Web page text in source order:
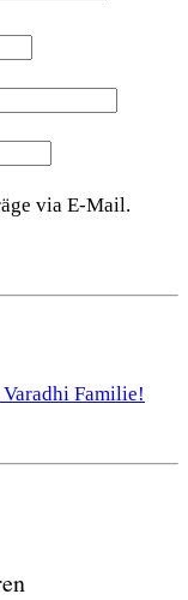
via E-Mail.
Familie!